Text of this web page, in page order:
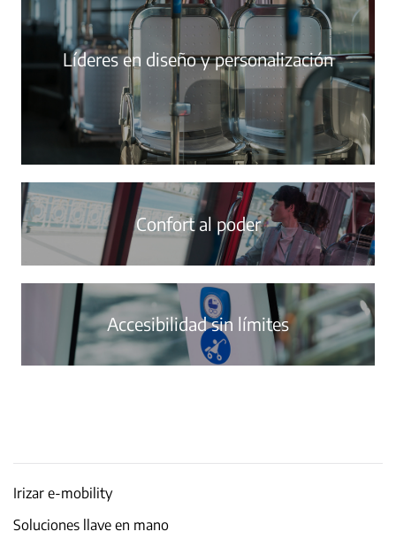
Líderes en diseño y personalización
Confort al poder
Accesibilidad sin límites
Irizar e-mobility
Soluciones llave en mano